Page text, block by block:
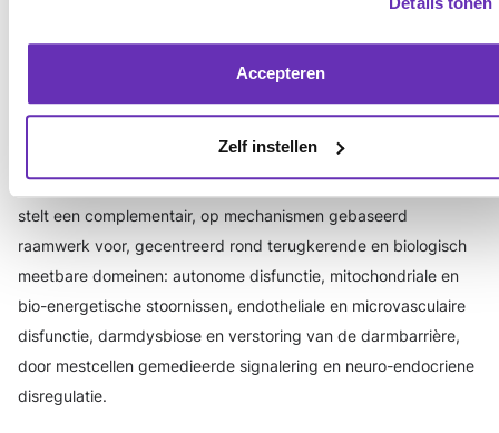
Accepteren
Zelf instellen
vergelijkbare klinische presentatie niet noodzakelijkerwijs een
cohorten die uitsluitend worden gedefinieerd door
behandeling mogelijk worden afgezwakt en de interpretatie
van interventionele studies wordt bemoeilijkt. Dit manuscript
stelt een complementair, op mechanismen gebaseerd
raamwerk voor, gecentreerd rond terugkerende en biologisch
meetbare domeinen: autonome disfunctie, mitochondriale en
bio-energetische stoornissen, endotheliale en microvasculaire
disfunctie, darmdysbiose en verstoring van de darmbarrière,
door mestcellen gemedieerde signalering en neuro-endocriene
disregulatie.